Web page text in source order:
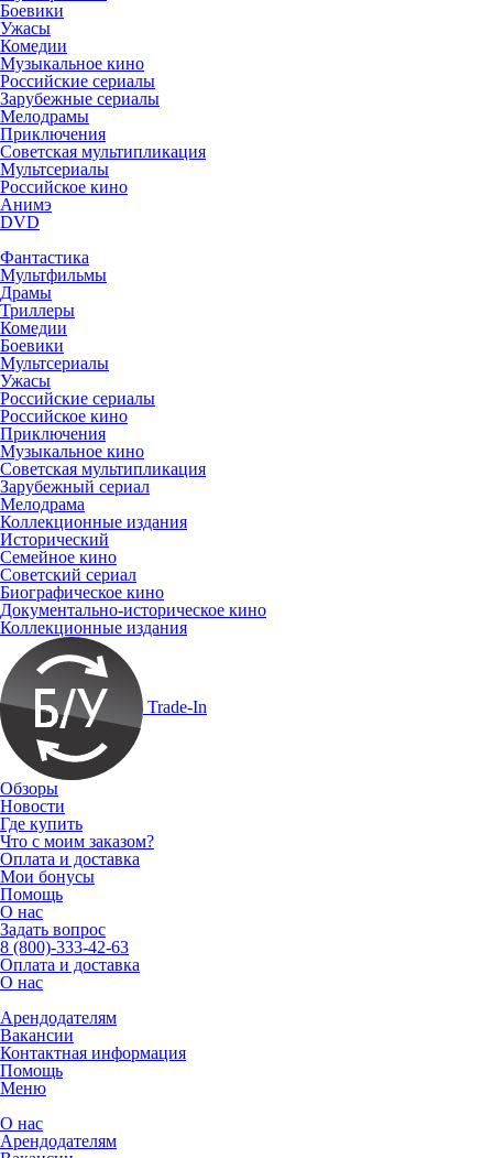
Боевики
Ужасы
Комедии
Музыкальное кино
Российские сериалы
Зарубежные сериалы
Мелодрамы
Приключения
Советская мультипликация
Мультсериалы
Российское кино
Анимэ
DVD
Фантастика
Мультфильмы
Драмы
Триллеры
Комедии
Боевики
Мультсериалы
Ужасы
Российские сериалы
Российское кино
Приключения
Музыкальное кино
Советская мультипликация
Зарубежный сериал
Мелодрама
Коллекционные издания
Исторический
Семейное кино
Советский сериал
Биографическое кино
Документально-историческое кино
Коллекционные издания
Trade-In
Обзоры
Новости
Где купить
Что с моим заказом?
Оплата и доставка
Мои бонусы
Помощь
О нас
Задать вопрос
8 (800)-333-42-63
Оплата и доставка
О нас
Арендодателям
Вакансии
Контактная информация
Помощь
Меню
О нас
Арендодателям